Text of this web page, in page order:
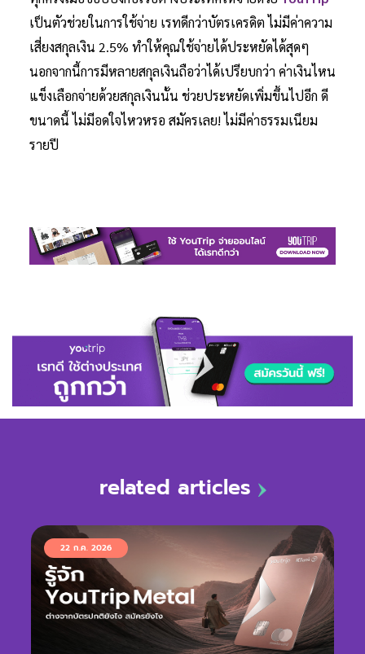
เป็นตัวช่วยในการใช้จ่าย เรทดีกว่าบัตรเครดิต ไม่มีค่าความ
เสี่ยงสกุลเงิน 2.5% ทำให้คุณใช้จ่ายได้ประหยัดได้สุดๆ
นอกจากนี้การมีหลายสกุลเงินถือว่าได้เปรียบกว่า ค่าเงินไหน
แข็งเลือกจ่ายด้วยสกุลเงินนั้น ช่วยประหยัดเพิ่มขึ้นไปอีก ดี
ขนาดนี้ ไม่มีอดใจไหวหรอ สมัครเลย! ไม่มีค่าธรรมเนียม
รายปี
related articles
22 ก.ค. 2026